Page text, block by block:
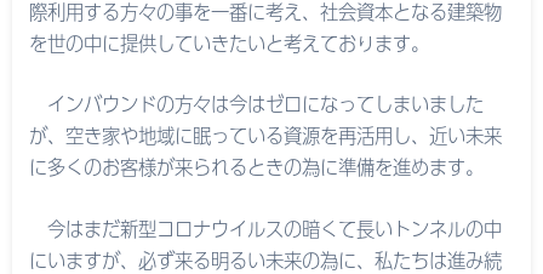
際利用する方々の事を一番に考え、社会資本となる建築物
を世の中に提供していきたいと考えております。
インバウンドの方々は今はゼロになってしまいました
が、空き家や地域に眠っている資源を再活用し、近い未来
に多くのお客様が来られるときの為に準備を進めます。
今はまだ新型コロナウイルスの暗くて長いトンネルの中
にいますが、必ず来る明るい未来の為に、私たちは進み続